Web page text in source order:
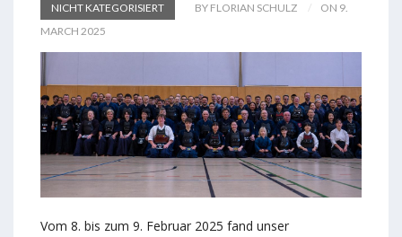
NICHT KATEGORISIERT BY FLORIAN SCHULZ
ON 9.
MARCH 2025
Vom 8. bis zum 9. Februar 2025 fand unser